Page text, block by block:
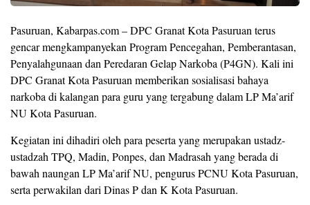
Pasuruan, Kabarpas.com – DPC Granat Kota Pasuruan terus
gencar mengkampanyekan Program Pencegahan, Pemberantasan,
Penyalahgunaan dan Peredaran Gelap Narkoba (P4GN). Kali ini
DPC Granat Kota Pasuruan memberikan sosialisasi bahaya
narkoba di kalangan para guru yang tergabung dalam LP Ma’arif
NU Kota Pasuruan.
Kegiatan ini dihadiri oleh para peserta yang merupakan ustadz-
ustadzah TPQ, Madin, Ponpes, dan Madrasah yang berada di
bawah naungan LP Ma’arif NU, pengurus PCNU Kota Pasuruan,
serta perwakilan dari Dinas P dan K Kota Pasuruan.